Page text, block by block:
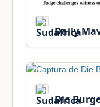
Daily
Die